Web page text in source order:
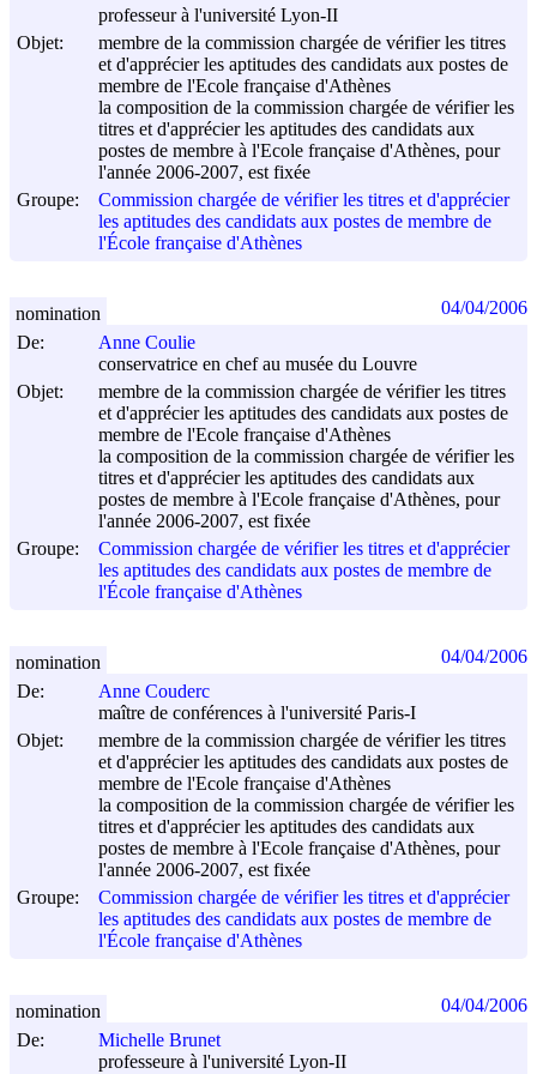
professeur à l'université Lyon-II
Objet:
membre de la commission chargée de vérifier les titres
et d'apprécier les aptitudes des candidats aux postes de
membre de l'Ecole française d'Athènes
la composition de la commission chargée de vérifier les
titres et d'apprécier les aptitudes des candidats aux
postes de membre à l'Ecole française d'Athènes, pour
l'année 2006-2007, est fixée
Groupe:
Commission chargée de vérifier les titres et d'apprécier
les aptitudes des candidats aux postes de membre de
l'École française d'Athènes
De:
Anne Coulie
conservatrice en chef au musée du Louvre
Objet:
membre de la commission chargée de vérifier les titres
et d'apprécier les aptitudes des candidats aux postes de
membre de l'Ecole française d'Athènes
la composition de la commission chargée de vérifier les
titres et d'apprécier les aptitudes des candidats aux
postes de membre à l'Ecole française d'Athènes, pour
l'année 2006-2007, est fixée
Groupe:
Commission chargée de vérifier les titres et d'apprécier
les aptitudes des candidats aux postes de membre de
l'École française d'Athènes
nomination 04/04/2006
De:
Anne Couderc
maître de conférences à l'université Paris-I
Objet:
membre de la commission chargée de vérifier les titres
et d'apprécier les aptitudes des candidats aux postes de
membre de l'Ecole française d'Athènes
la composition de la commission chargée de vérifier les
titres et d'apprécier les aptitudes des candidats aux
postes de membre à l'Ecole française d'Athènes, pour
l'année 2006-2007, est fixée
Groupe:
Commission chargée de vérifier les titres et d'apprécier
les aptitudes des candidats aux postes de membre de
l'École française d'Athènes
nomination 04/04/2006
De:
Michelle Brunet
professeure à l'université Lyon-II
nomination 04/04/2006